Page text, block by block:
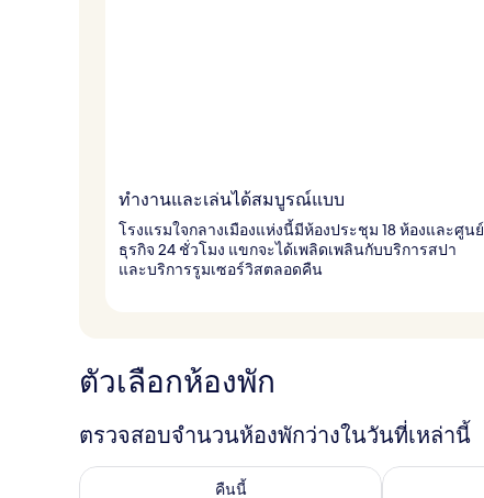
ทำงานและเล่นได้สมบูรณ์แบบ
โรงแรมใจกลางเมืองแห่งนี้มีห้องประชุม 18 ห้องและศูนย์
ธุรกิจ 24 ชั่วโมง แขกจะได้เพลิดเพลินกับบริการสปา
และบริการรูมเซอร์วิสตลอดคืน
ตัวเลือกห้องพัก
ตรวจสอบจำนวนห้องพักว่างในวันที่เหล่านี้
คืนนี้
ตรวจสอบจำนวนห้องพักว่างในคืนนี้ ส.ค. 7 - ส.ค. 8
ตรวจสอบจำ